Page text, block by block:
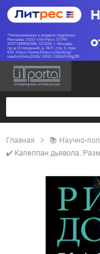
Главная 📚 научно-
✔️ Капеллан дьявола.